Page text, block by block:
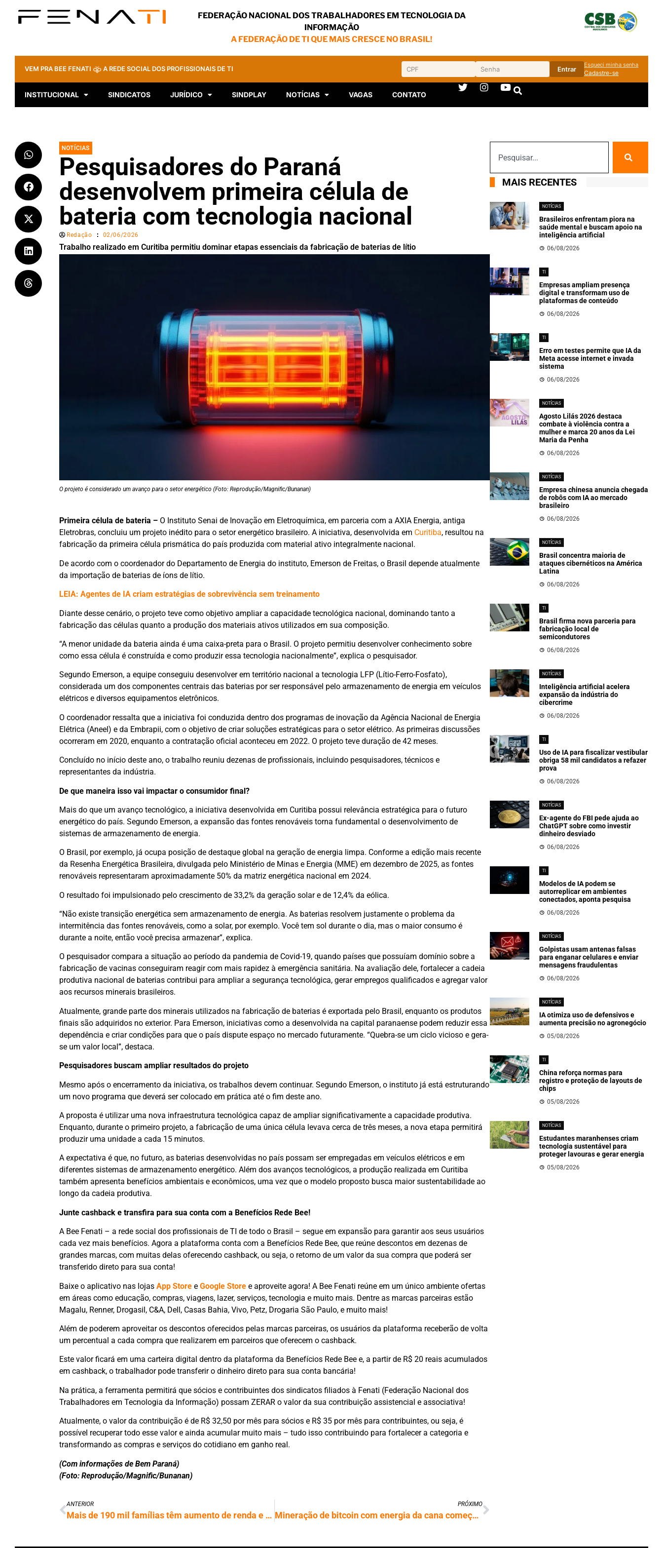
FEDERAÇÃO NACIONAL DOS TRABALHADORES EM TECNOLOGIA DA
INFORMAÇÃO
A FEDERAÇÃO DE TI QUE MAIS CRESCE NO BRASIL!
VEM PRA BEE FENATI A REDE SOCIAL DOS PROFISSIONAIS DE TI Entrar
Esqueci minha senha
Cadastre-se
INSTITUCIONAL SINDICATOS JURÍDICO SINDPLAY NOTÍCIAS VAGAS CONTATO
NOTÍCIAS
Pesquisadores do Paraná
desenvolvem primeira célula de
bateria com tecnologia nacional
Redação 02/06/2026
Trabalho realizado em Curitiba permitiu dominar etapas essenciais da fabricação de baterias de lítio
O projeto é considerado um avanço para o setor energético (Foto: Reprodução/Magnific/Bunanan)
Primeira célula de bateria –O Instituto Senai de Inovação em Eletroquímica, em parceria com a AXIA Energia, antiga
Eletrobras, concluiu um projeto inédito para o setor energético brasileiro. A iniciativa, desenvolvida em Curitiba, resultou na
fabricação da primeira célula prismática do país produzida com material ativo integralmente nacional.
De acordo com o coordenador do Departamento de Energia do instituto, Emerson de Freitas, o Brasil depende atualmente
da importação de baterias de íons de lítio.
LEIA: Agentes de IA criam estratégias de sobrevivência sem treinamento
Diante desse cenário, o projeto teve como objetivo ampliar a capacidade tecnológica nacional, dominando tanto a
fabricação das células quanto a produção dos materiais ativos utilizados em sua composição.
“A menor unidade da bateria ainda é uma caixa-preta para o Brasil. O projeto permitiu desenvolver conhecimento sobre
como essa célula é construída e como produzir essa tecnologia nacionalmente”, explica o pesquisador.
Segundo Emerson, a equipe conseguiu desenvolver em território nacional a tecnologia LFP (Lítio-Ferro-Fosfato),
considerada um dos componentes centrais das baterias por ser responsável pelo armazenamento de energia em veículos
elétricos e diversos equipamentos eletrônicos.
O coordenador ressalta que a iniciativa foi conduzida dentro dos programas de inovação da Agência Nacional de Energia
Elétrica (Aneel) e da Embrapii, com o objetivo de criar soluções estratégicas para o setor elétrico. As primeiras discussões
ocorreram em 2020, enquanto a contratação oficial aconteceu em 2022. O projeto teve duração de 42 meses.
Concluído no início deste ano, o trabalho reuniu dezenas de profissionais, incluindo pesquisadores, técnicos e
representantes da indústria.
De que maneira isso vai impactar o consumidor final?
Mais do que um avanço tecnológico, a iniciativa desenvolvida em Curitiba possui relevância estratégica para o futuro
energético do país. Segundo Emerson, a expansão das fontes renováveis torna fundamental o desenvolvimento de
sistemas de armazenamento de energia.
O Brasil, por exemplo, já ocupa posição de destaque global na geração de energia limpa. Conforme a edição mais recente
da Resenha Energética Brasileira, divulgada pelo Ministério de Minas e Energia (MME) em dezembro de 2025, as fontes
renováveis representaram aproximadamente 50% da matriz energética nacional em 2024.
O resultado foi impulsionado pelo crescimento de 33,2% da geração solar e de 12,4% da eólica.
“Não existe transição energética sem armazenamento de energia. As baterias resolvem justamente o problema da
intermitência das fontes renováveis, como a solar, por exemplo. Você tem sol durante o dia, mas o maior consumo é
durante a noite, então você precisa armazenar”, explica.
O pesquisador compara a situação ao período da pandemia de Covid-19, quando países que possuíam domínio sobre a
fabricação de vacinas conseguiram reagir com mais rapidez à emergência sanitária. Na avaliação dele, fortalecer a cadeia
produtiva nacional de baterias contribui para ampliar a segurança tecnológica, gerar empregos qualificados e agregar valor
aos recursos minerais brasileiros.
Atualmente, grande parte dos minerais utilizados na fabricação de baterias é exportada pelo Brasil, enquanto os produtos
finais são adquiridos no exterior. Para Emerson, iniciativas como a desenvolvida na capital paranaense podem reduzir essa
dependência e criar condições para que o país dispute espaço no mercado futuramente. “Quebra-se um ciclo vicioso e gera-
se um valor local”, destaca.
Pesquisadores buscam ampliar resultados do projeto
Mesmo após o encerramento da iniciativa, os trabalhos devem continuar. Segundo Emerson, o instituto já está estruturando
um novo programa que deverá ser colocado em prática até o fim deste ano.
A proposta é utilizar uma nova infraestrutura tecnológica capaz de ampliar significativamente a capacidade produtiva.
Enquanto, durante o primeiro projeto, a fabricação de uma única célula levava cerca de três meses, a nova etapa permitirá
produzir uma unidade a cada 15 minutos.
A expectativa é que, no futuro, as baterias desenvolvidas no país possam ser empregadas em veículos elétricos e em
diferentes sistemas de armazenamento energético. Além dos avanços tecnológicos, a produção realizada em Curitiba
também apresenta benefícios ambientais e econômicos, uma vez que o modelo proposto busca maior sustentabilidade ao
longo da cadeia produtiva.
Junte cashback e transfira para sua conta com a Benefícios Rede Bee!
A Bee Fenati – a rede social dos profissionais de TI de todo o Brasil – segue em expansão para garantir aos seus usuários
cada vez mais benefícios. Agora a plataforma conta com a Benefícios Rede Bee, que reúne descontos em dezenas de
grandes marcas, com muitas delas oferecendo cashback, ou seja, o retorno de um valor da sua compra que poderá ser
transferido direto para sua conta!
Baixe o aplicativo nas lojas App Storee Google Storee aproveite agora! A Bee Fenati reúne em um único ambiente ofertas
em áreas como educação, compras, viagens, lazer, serviços, tecnologia e muito mais. Dentre as marcas parceiras estão
Magalu, Renner, Drogasil, C&A, Dell, Casas Bahia, Vivo, Petz, Drogaria São Paulo, e muito mais!
Além de poderem aproveitar os descontos oferecidos pelas marcas parceiras, os usuários da plataforma receberão de volta
um percentual a cada compra que realizarem em parceiros que oferecem o cashback.
Este valor ficará em uma carteira digital dentro da plataforma da Benefícios Rede Bee e, a partir de R$ 20 reais acumulados
em cashback, o trabalhador pode transferir o dinheiro direto para sua conta bancária!
Na prática, a ferramenta permitirá que sócios e contribuintes dos sindicatos filiados à Fenati (Federação Nacional dos
Trabalhadores em Tecnologia da Informação) possam ZERAR o valor da sua contribuição assistencial e associativa!
Atualmente, o valor da contribuição é de R$ 32,50 por mês para sócios e R$ 35 por mês para contribuintes, ou seja, é
possível recuperar todo esse valor e ainda acumular muito mais – tudo isso contribuindo para fortalecer a categoria e
transformando as compras e serviços do cotidiano em ganho real.
(Com informações de Bem Paraná)
(Foto: Reprodução/Magnific/Bunanan)
ANTERIOR
Mais de 190 mil famílias têm aumento de renda e deixam o Bolsa Família no Maranhão
PRÓXIMO
Mineração de bitcoin com energia da cana começa em julho em Mato Grosso do Sul
MAIS RECENTES
NOTÍCIAS
Brasileiros enfrentam piora na
saúde mental e buscam apoio na
inteligência artificial
06/08/2026
TI
Empresas ampliam presença
digital e transformam uso de
plataformas de conteúdo
06/08/2026
TI
Erro em testes permite que IA da
Meta acesse internet e invada
sistema
06/08/2026
NOTÍCIAS
Agosto Lilás 2026 destaca
combate à violência contra a
mulher e marca 20 anos da Lei
Maria da Penha
06/08/2026
NOTÍCIAS
Empresa chinesa anuncia chegada
de robôs com IA ao mercado
brasileiro
06/08/2026
NOTÍCIAS
Brasil concentra maioria de
ataques cibernéticos na América
Latina
06/08/2026
TI
Brasil firma nova parceria para
fabricação local de
semicondutores
06/08/2026
NOTÍCIAS
Inteligência artificial acelera
expansão da indústria do
cibercrime
06/08/2026
TI
Uso de IA para fiscalizar vestibular
obriga 58 mil candidatos a refazer
prova
06/08/2026
NOTÍCIAS
Ex-agente do FBI pede ajuda ao
ChatGPT sobre como investir
dinheiro desviado
06/08/2026
TI
Modelos de IA podem se
autorreplicar em ambientes
conectados, aponta pesquisa
06/08/2026
NOTÍCIAS
Golpistas usam antenas falsas
para enganar celulares e enviar
mensagens fraudulentas
06/08/2026
NOTÍCIAS
IA otimiza uso de defensivos e
aumenta precisão no agronegócio
05/08/2026
TI
China reforça normas para
registro e proteção de layouts de
chips
05/08/2026
NOTÍCIAS
Estudantes maranhenses criam
tecnologia sustentável para
proteger lavouras e gerar energia
05/08/2026